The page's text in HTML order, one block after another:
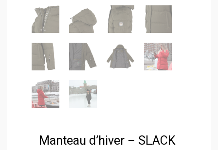
Manteau d’hiver – SLACK